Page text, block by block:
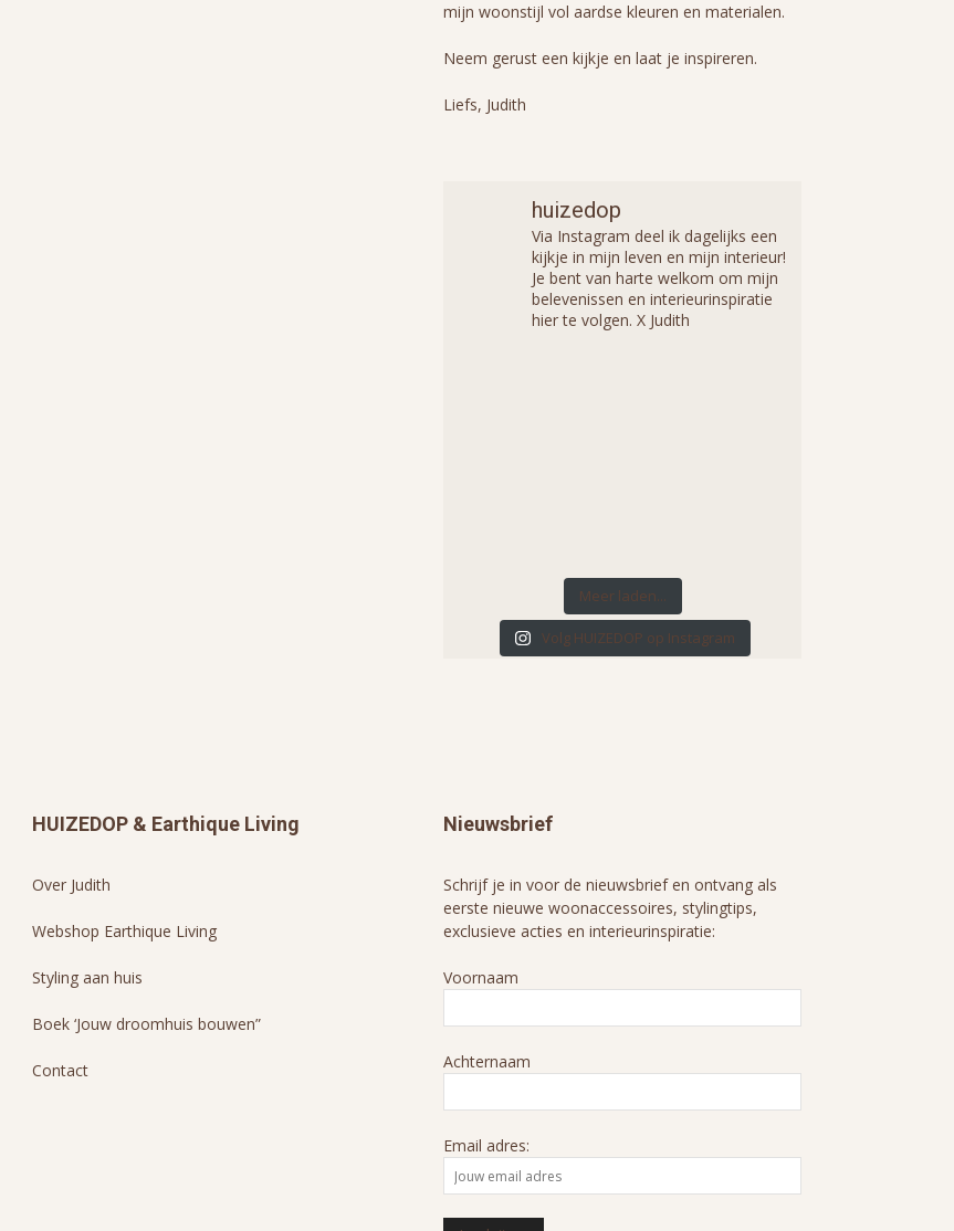
mijn woonstijl vol aardse kleuren en materialen.
Neem gerust een kijkje en laat je inspireren.
Liefs, Judith
huizedop
Via Instagram deel ik dagelijks een
kijkje in mijn leven en mijn interieur!
Je bent van harte welkom om mijn
belevenissen en interieurinspiratie
hier te volgen. X Judith
Meer laden...
Volg HUIZEDOP op Instagram
HUIZEDOP & Earthique Living
Over Judith
Webshop Earthique Living
Styling aan huis
Boek ‘Jouw droomhuis bouwen”
Contact
Nieuwsbrief
Schrijf je in voor de nieuwsbrief en ontvang als
eerste nieuwe woonaccessoires, stylingtips,
exclusieve acties en interieurinspiratie:
Voornaam
Achternaam
Email adres: